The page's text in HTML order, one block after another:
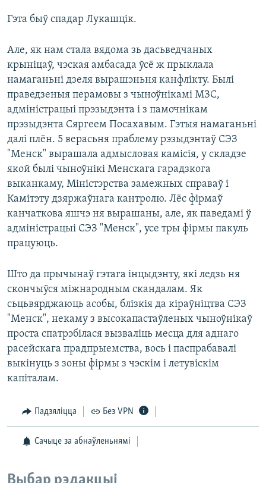
Гэта быў спадар Лукашцік.
Але, як нам стала вядома зь дасьведчаных
крыніцаў, чэская амбасада ўсё ж прыклала
намаганьні дзеля вырашэньня канфлікту. Былі
праведзеныя перамовы з чыноўнікамі МЗС,
адміністрацыі прэзыдэнта і з памочнікам
прэзыдэнта Сяргеем Посахавым. Гэтыя намаганьні
далі плён. 5 верасьня праблему рэзыдэнтаў СЭЗ
"Менск" вырашала адмысловая камісія, у складзе
якой былі чыноўнікі Менскага гарадзкога
выканкаму, Міністэрства замежных справаў і
Камітэту дзяржаўнага кантролю. Лёс фірмаў
канчаткова яшчэ ня вырашаны, але, як паведамі ў
адміністрацыі СЭЗ "Менск", усе тры фірмы пакуль
працуюць.
Што да прычынаў гэтага інцыдэнту, які ледзь ня
скончыўся міжнародным скандалам. Як
сьцьвярджаюць асобы, блізкія да кіраўніцтва СЭЗ
"Менск", некаму з высокапастаўленых чыноўнікаў
проста спатрэбілася вызваліць месца для аднаго
расейскага прадпрыемства, вось і паспрабавалі
выкінуць з зоны фірмы з чэскім і летувіскім
капіталам.
Падзяліцца Без VPN
Сачыце за абнаўленьнямі